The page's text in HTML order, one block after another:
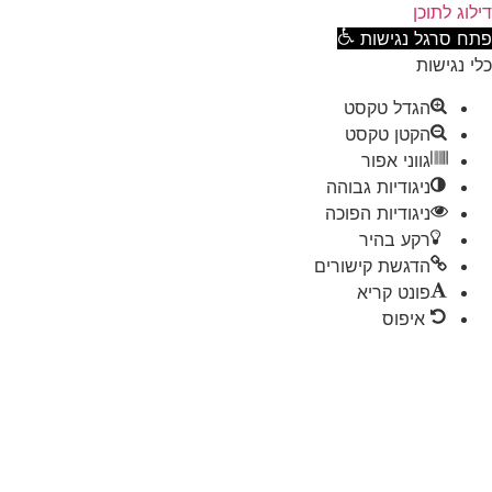
לתוכן
סרגל נגישות
נגישות
הגדל טקסט
הקטן טקסט
גווני אפור
ניגודיות גבוהה
ניגודיות הפוכה
רקע בהיר
הדגשת קישורים
פונט קריא
איפוס